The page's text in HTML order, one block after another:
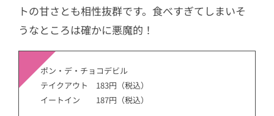
トの甘さとも相性抜群です。食べすぎてしまいそ
うなところは確かに悪魔的！
ポン・デ・チョコデビル
テイクアウト 183円（税込）
イートイン 187円（税込）